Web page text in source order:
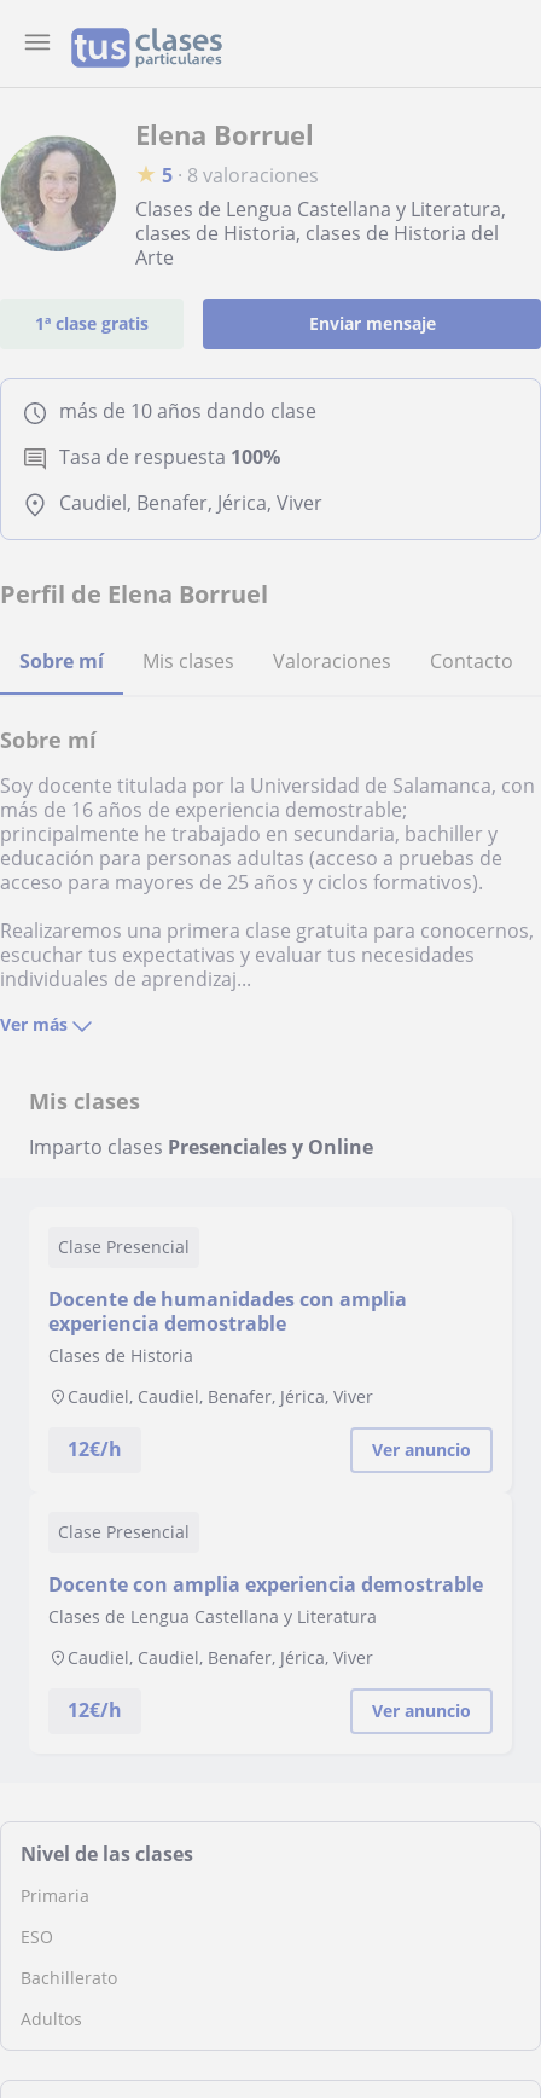
Elena Borruel
★ 5 · 8 valoraciones
Clases de Lengua Castellana y Literatura,
clases de Historia, clases de Historia del
Arte
1ª clase gratis Enviar mensaje
más de 10 años dando clase
Tasa de respuesta 100%
Caudiel, Benafer, Jérica, Viver
Perfil de Elena Borruel
Sobre mí Mis clases Valoraciones Contacto
Sobre mí
Soy docente titulada por la Universidad de Salamanca, con
más de 16 años de experiencia demostrable;
principalmente he trabajado en secundaria, bachiller y
educación para personas adultas (acceso a pruebas de
acceso para mayores de 25 años y ciclos formativos).
Realizaremos una primera clase gratuita para conocernos,
escuchar tus expectativas y evaluar tus necesidades
individuales de aprendizaj...
Ver más
Mis clases
Imparto clases Presenciales y Online
Clase Presencial
Docente de humanidades con amplia
experiencia demostrable
Clases de Historia
Caudiel, Caudiel, Benafer, Jérica, Viver
12€/h Ver anuncio
Clase Presencial
Docente con amplia experiencia demostrable
Clases de Lengua Castellana y Literatura
Caudiel, Caudiel, Benafer, Jérica, Viver
12€/h Ver anuncio
Nivel de las clases
Primaria
ESO
Bachillerato
Adultos